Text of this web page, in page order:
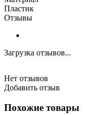
Пластик
Отзывы
Загрузка отзывов...
Нет отзывов
Добавить отзыв
Похожие товары